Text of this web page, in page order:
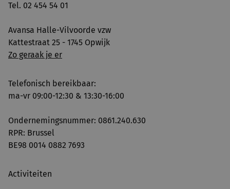
Tel. 02 454 54 01
Avansa Halle-Vilvoorde vzw
Kattestraat 25 - 1745 Opwijk
Zo geraak je er
Telefonisch bereikbaar:
ma-vr 09:00-12:30 & 13:30-16:00
Ondernemingsnummer: 0861.240.630
RPR: Brussel
BE98 0014 0882 7693
Activiteiten